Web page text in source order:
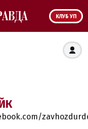
КЛУБ УП